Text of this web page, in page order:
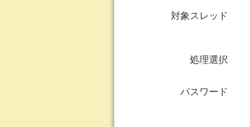
対象スレッド
処理選択
パスワード